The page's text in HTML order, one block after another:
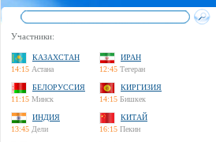
Участники:
КАЗАХСТАН
14:15 Астана
ИРАН
12:45 Тегеран
БЕЛОРУССИЯ
11:15 Минск
КИРГИЗИЯ
14:15 Бишкек
ИНДИЯ
13:45 Дели
КИТАЙ
16:15 Пекин